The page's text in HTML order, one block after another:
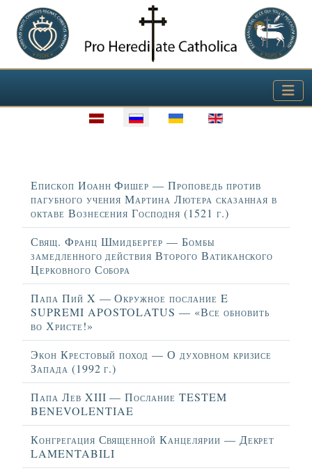
Выберите язык
Заголовок
Епископ Иоанн Фишер — Проповедь против
пагубного учения Мартина Лютера сказанная в
октаве Вознесения Господня (1521 г.)
Свящ. Франц Шмидбергер — Бомбы
замедленного действия Второго Ватиканского
Церковного Собора
Папа Пий X — Окружное послание E
SUPREMI APOSTOLATUS — «Все обновить
во Христе!»
Экон Крестовый поход — О духовном кризисе
Запада (1992 г.)
Папа Лев XIII — Послание TESTEM
BENEVOLENTIAE
Конгрегация Священной Канцелярии — Декрет
LAMENTABILI